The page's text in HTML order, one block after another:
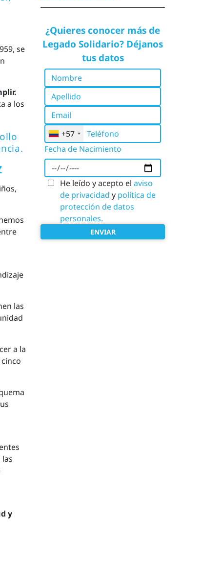
se
a los
las
a la
y
¿Quieres conocer más de
Legado Solidario? Déjanos
tus datos
Nombre
Apellido
Email
Teléfono
+57
Fecha de Nacimiento
He leído y acepto el aviso
de privacidad y política de
protección de datos
personales.
ENVIAR